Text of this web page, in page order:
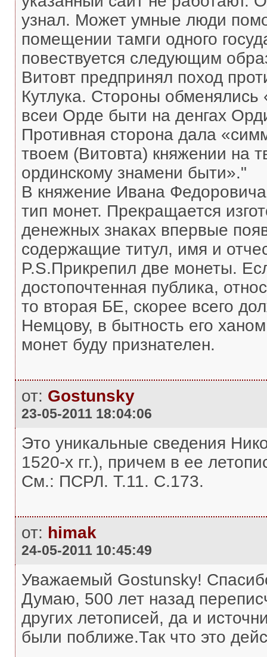
узнал. Может умные люди
помещении тамги одного
повествуется следующим
Витовт предпринял поход
Кутлука. Стороны обменялись
всеи Орде быти на денгах
Противная сторона дала
твоем (Витовта) княжении на
ординскому знамени быти»."
В княжение Ивана
тип монет. Прекращается
денежных знаках впервые
содержащие титул, имя и
P.S.Прикрепил две монеты.
достопочтенная публика,
то вторая БЕ, скорее всего
Немцову, в бытность его
монет буду признателен.
от: Gostunsky
23-05-2011 18:04:06
Это уникальные сведения
1520-х гг.), причем в ее
См.: ПСРЛ. Т.11. С.173.
от: himak
24-05-2011 10:45:49
Уважаемый Gostunsky!
Думаю, 500 лет назад
других летописей, да и
были поближе.Так что это